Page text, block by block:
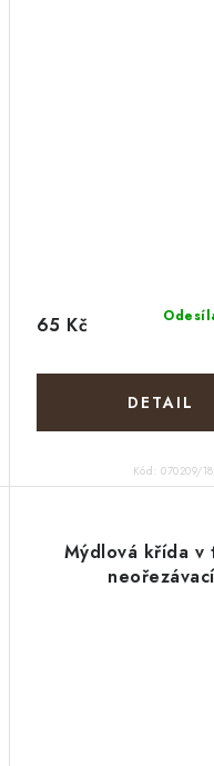
65 Kč
Kód:070209/
Mýdlová křída v
neořezávací